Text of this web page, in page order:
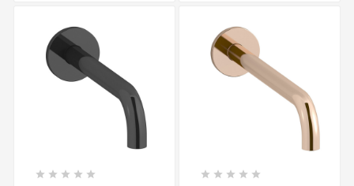
         